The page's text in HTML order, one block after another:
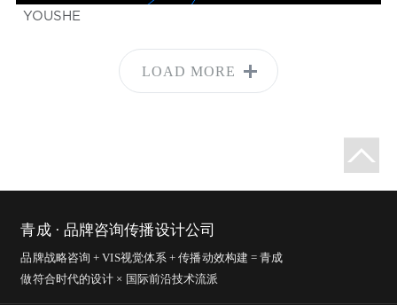
YOUSHE
LOAD MORE
青成 · 品牌咨询传播设计公司
品牌战略咨询 + VIS视觉体系 + 传播动效构建 = 青成
做符合时代的设计 × 国际前沿技术流派